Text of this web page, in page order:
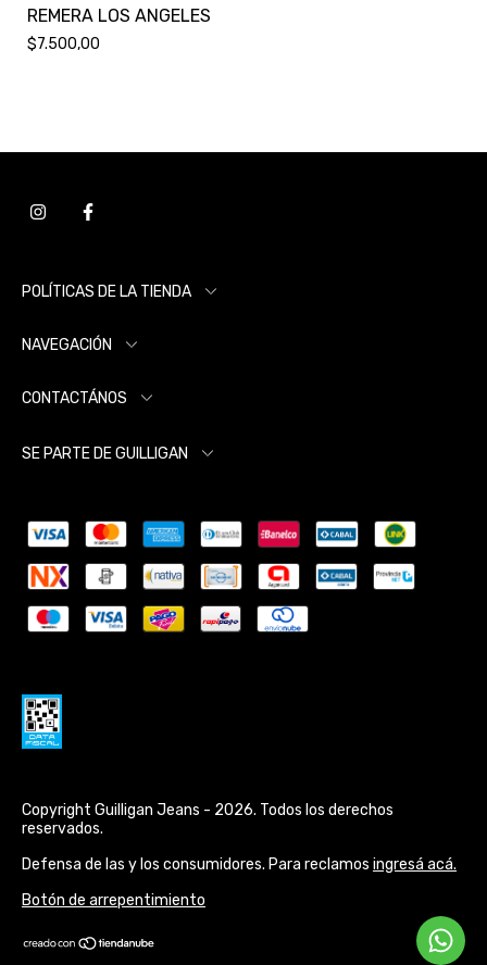
REMERA LOS ANGELES
$7.500,00
POLÍTICAS DE LA TIENDA
NAVEGACIÓN
CONTACTÁNOS
SE PARTE DE GUILLIGAN
Copyright Guilligan Jeans - 2026. Todos los derechos
reservados.
Defensa de las y los consumidores. Para reclamos ingresá acá.
Botón de arrepentimiento